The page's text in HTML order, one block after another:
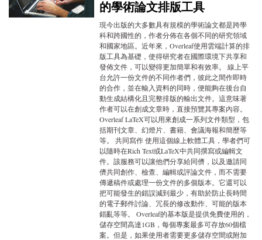
的學術論文排版工具
現今出版的大多數具有規模的學術論文都是跨學
科和跨國性的，作者分佈在各個不同的研究領域
和國家地區。近年來，Overleaf使用雲端計算的排
版工具為基礎，使得研究者在國際環境下共享和
發佈文件，可以變得更加簡單和有效率。 線上平
台允許一份文件的不同作者們，彼此之間作即時
的合作，並在輸入資料的同時，便能夠在後台自
動生成結構化且完整排版的輸出文件。這意味著
作者可以在創成文章時，直接預覽其專案內容。
Overleaf LaTeX可以用來創成一系列文件類型，包
括期刊文章、幻燈片、書籍、會議海報和簡歷等
等。 共同寫作 使用這個線上軟體工具，學者們可
以隨時在Rich Text或LaTeX中共同撰寫或編輯文
件。該服務可以讓他們分享給同儕，以及邀請同
儕共同創作、檢查、編輯或評論文件，而不需要
傳遞稿件或處理一份文件的多個版本。它還可以
把可能發生的錯誤減到最少，有助於防止長時間
的電子郵件討論、冗長的修改動作、可能的版本
錯亂等等。 Overleaf的基本版是提供免費使用的，
儲存空間高達1GB，每個專案最多可存放60個檔
案。但是，如果使用者需要更多儲存空間或附加